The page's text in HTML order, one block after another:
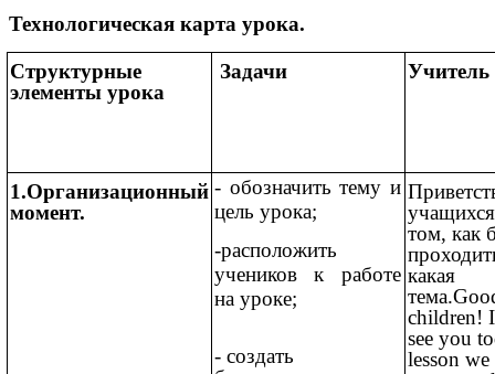
Технологическая карта урока.
Структурные
элементы урока
Задачи Учитель
1.Организационный
момент.
- обозначить тему и
цель урока;
-расположить
учеников к работе
на уроке;
- создать
том, как
какая
children!
see you
lesson